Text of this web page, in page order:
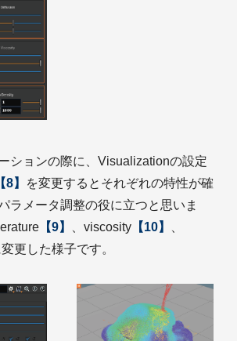
ションの際に、Visualizationの設定
【8】
を変更するとそれぞれの特性が確
ラメータ調整の役に立つと思いま
【9】 、viscosity 【10】
更した様子です。